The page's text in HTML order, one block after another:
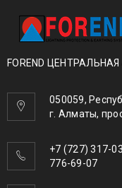
FOREND ЦЕНТРАЛЬНАЯ
050059,
г. Алматы,
+7 (727) 317-
776-69-07